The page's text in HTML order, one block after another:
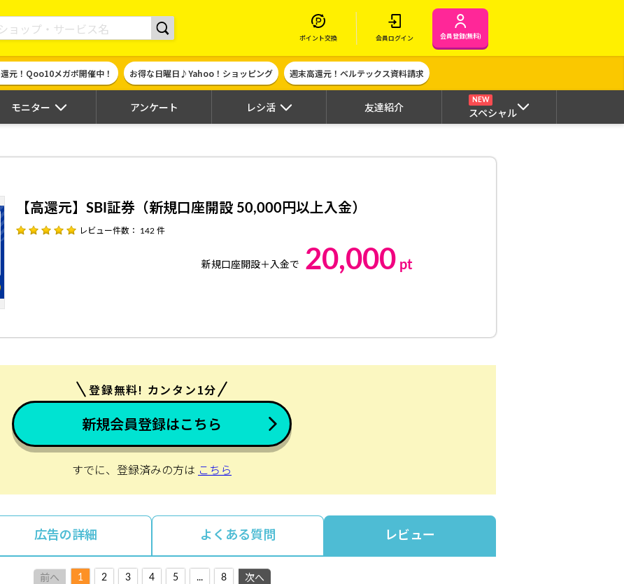
金やギフト券に交換できるポイントサイト | ハピタス
ポイント交換 会員ログイン 会員登録(無料)
元！Qoo10メガポ開催中！ お得な日曜日♪Yahoo！ショッピング 週末高還元！ベルテックス資料請求
モニター アンケート レシ活 友達紹介
NEW
スペシャル
【高還元】SBI証券（新規口座開設 50,000円以上入金）
レビュー件数： 142 件
新規口座開設＋入金で 20,000 pt
登録無料! カンタン1分
新規会員登録はこちら
すでに、登録済みの方は こちら
広告の詳細 よくある質問 レビュー
前へ 1 2 3 4 5 ... 8 次へ